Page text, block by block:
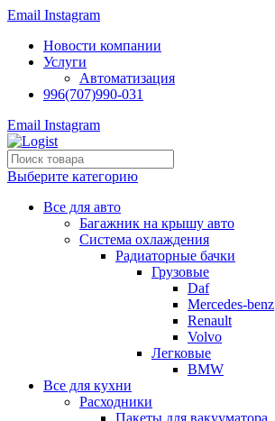
Email Instagram
Новости компании
Услуги
Автоматизация
996(707)990-031
Email Instagram
Выберите категорию
Все для авто
Багажник на крышу авто
Система охлаждения
Радиаторные бачки
Грузовые
Daf
Mercedes-benz
Renault
Volvo
Легковые
BMW
Все для кухни
Расходники
Пакеты для вакууматора